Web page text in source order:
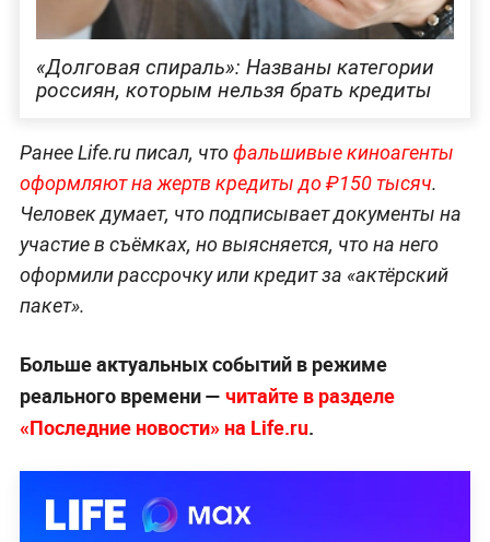
«Долговая спираль»: Названы категории
россиян, которым нельзя брать кредиты
Ранее Life.ru писал, чтофальшивые киноагенты
оформляют на жертв кредиты до ₽150 тысяч.
Человек думает, что подписывает документы на
участие в съёмках, но выясняется, что на него
оформили рассрочку или кредит за «актёрский
пакет».
Больше актуальных событий в режиме
реального времени — читайте в разделе
«Последние новости» на Life.ru.